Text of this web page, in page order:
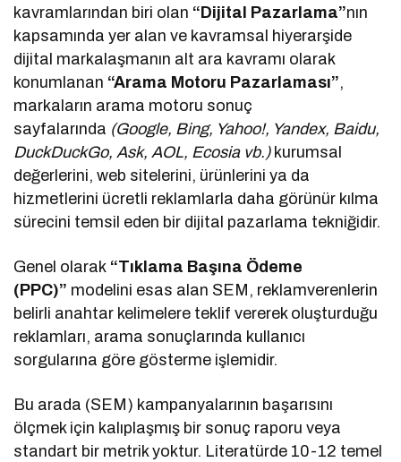
kavramlarından biri olan “Dijital Pazarlama”nın
kapsamında yer alan ve kavramsal hiyerarşide
dijital markalaşmanın alt ara kavramı olarak
konumlanan “Arama Motoru Pazarlaması”,
markaların arama motoru sonuç
sayfalarında (Google, Bing, Yahoo!, Yandex, Baidu,
DuckDuckGo, Ask, AOL, Ecosia vb.) kurumsal
değerlerini, web sitelerini, ürünlerini ya da
hizmetlerini ücretli reklamlarla daha görünür kılma
sürecini temsil eden bir dijital pazarlama tekniğidir.
Genel olarak “Tıklama Başına Ödeme
(PPC)” modelini esas alan SEM, reklamverenlerin
belirli anahtar kelimelere teklif vererek oluşturduğu
reklamları, arama sonuçlarında kullanıcı
sorgularına göre gösterme işlemidir.
Bu arada (SEM) kampanyalarının başarısını
ölçmek için kalıplaşmış bir sonuç raporu veya
standart bir metrik yoktur. Literatürde 10-12 temel